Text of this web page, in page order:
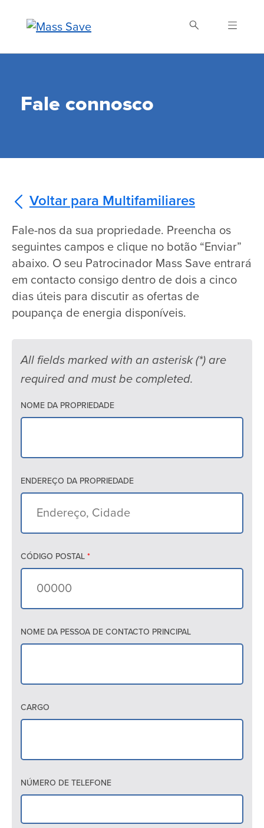
content
Fale connosco
Voltar para Multifamiliares
Fale-nos da sua propriedade. Preencha os
seguintes campos e clique no botão “Enviar”
abaixo. O seu Patrocinador Mass Save entrará
em contacto consigo dentro de dois a cinco
dias úteis para discutir as ofertas de
poupança de energia disponíveis.
All fields marked with an asterisk (*) are
required and must be completed.
NOME DA PROPRIEDADE
ENDEREÇO DA PROPRIEDADE
CÓDIGO POSTAL *
NOME DA PESSOA DE CONTACTO PRINCIPAL
CARGO
NÚMERO DE TELEFONE